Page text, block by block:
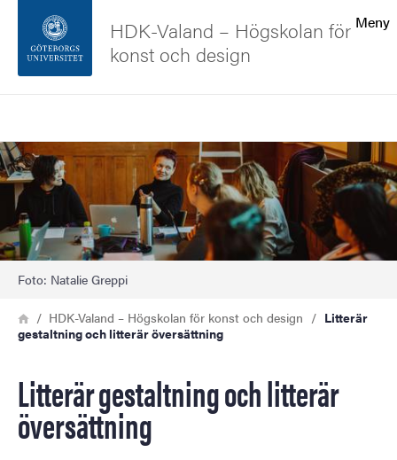
Sidfoten
Om webbplatsen
Meny
HDK-Valand – Högskolan för
konst och design
Bild
Foto: Natalie Greppi
Länkstig
HemHDK-Valand – Högskolan för konst och design
Litterär
gestaltning och litterär översättning
Litterär gestaltning och litterär
översättning